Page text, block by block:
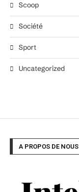
Scoop
Société
Sport
Uncategorized
A PROPOS DE NOUS